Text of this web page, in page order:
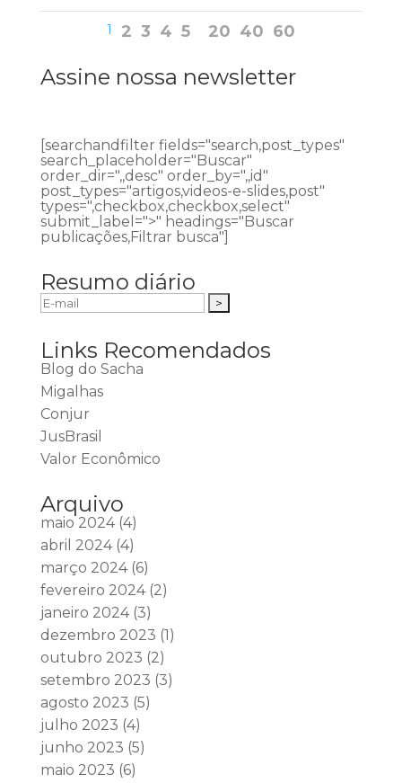
1 2 3 4 5 20 40 60
Assine nossa newsletter
[searchandfilter fields="search,post_types"
search_placeholder="Buscar"
order_dir=",,desc" order_by=",,id"
post_types="artigos,videos-e-slides,post"
types=",checkbox,checkbox,select"
submit_label=">" headings="Buscar
publicações,Filtrar busca"]
Resumo diário
Links Recomendados
Blog do Sacha
Migalhas
Conjur
JusBrasil
Valor Econômico
Arquivo
maio 2024(4)
abril 2024(4)
março 2024(6)
fevereiro 2024(2)
janeiro 2024(3)
dezembro 2023 (1)
outubro 2023 (2)
setembro 2023 (3)
agosto 2023 (5)
julho 2023 (4)
junho 2023 (5)
maio 2023 (6)